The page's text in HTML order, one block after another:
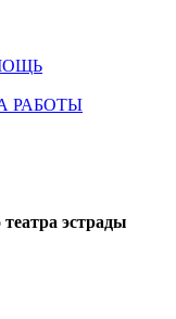
РАБОТЫ
театра эстрады